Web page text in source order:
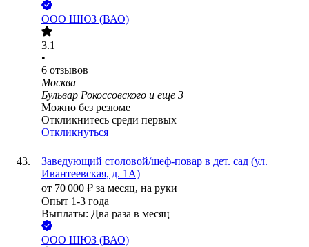
ООО ШЮЗ (ВАО)
3.1
•
6 отзывов
Москва
Бульвар Рокоссовского и еще 3
Можно без резюме
Откликнитесь среди первых
Откликнуться
Заведующий столовой/шеф-повар в дет. сад (ул.
Ивантеевская, д. 1А)
от 70 000 ₽ за месяц, на руки
Опыт 1-3 года
Выплаты: Два раза в месяц
ООО ШЮЗ (ВАО)